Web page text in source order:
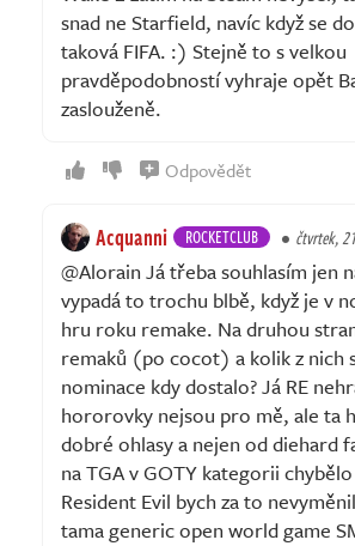
snad ne Starfield, navíc když se
taková FIFA. :) Stejně to s velkou
pravděpodobností vyhraje opět
zaslouženě.
Odpovědět
Acquanni ROCKETCLUB čtvrtek,
@Alorain Já třeba souhlasím jen
vypadá to trochu blbě, když je v
hru roku remake. Na druhou
remaků (po cocot) a kolik z nich
nominace kdy dostalo? Já RE
hororovky nejsou pro mě, ale ta
dobré ohlasy a nejen od diehard
na TGA v GOTY kategorii
Resident Evil bych za to
tama generic open world game